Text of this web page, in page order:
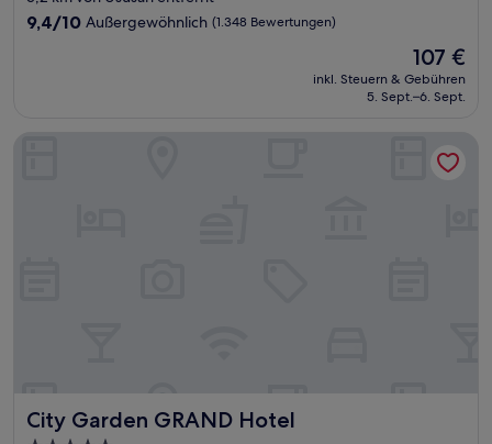
Unterkunft
9.4
9,4/10 Außergewöhnlich (1.348 Bewertungen)
Der
Preis
beträgt
107 €
inkl. Steuern & Gebühren
5. Sept.–6. Sept.
City Garden GRAND Hotel
City Garden GRAND Hotel
City Garden GRAND Hotel